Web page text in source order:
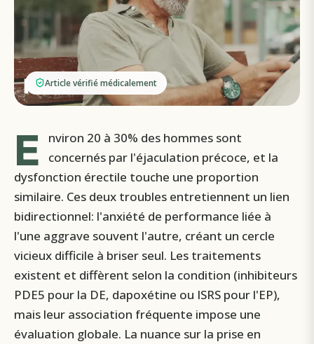
Article vérifié médicalement
E
nviron 20 à 30% des hommes sont
concernés par l'éjaculation précoce, et la
dysfonction érectile touche une proportion
similaire. Ces deux troubles entretiennent un lien
bidirectionnel: l'anxiété de performance liée à
l'une aggrave souvent l'autre, créant un cercle
vicieux difficile à briser seul. Les traitements
existent et diffèrent selon la condition (inhibiteurs
PDE5 pour la DE, dapoxétine ou ISRS pour l'EP),
mais leur association fréquente impose une
évaluation globale. La nuance sur la prise en